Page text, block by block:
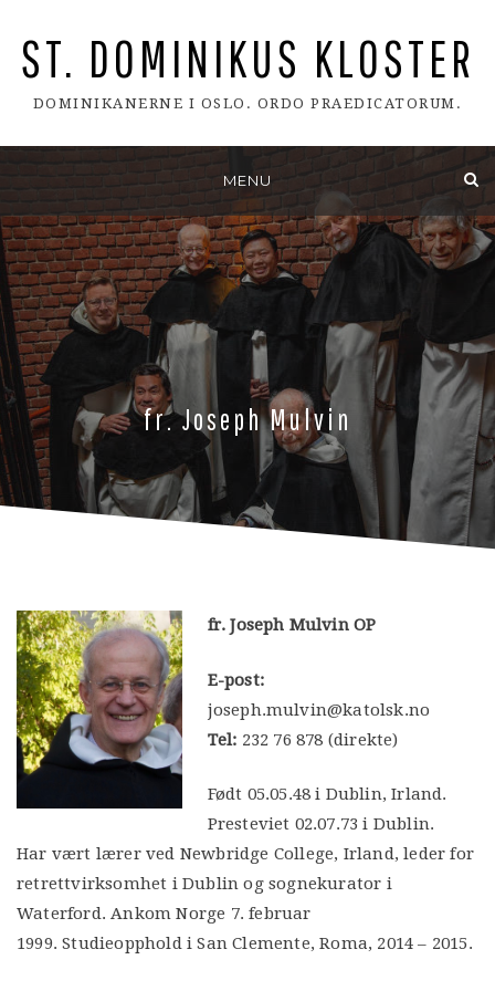
ST. DOMINIKUS KLOSTER
DOMINIKANERNE I OSLO. ORDO PRAEDICATORUM.
content
MENU
fr. Joseph Mulvin
fr. Joseph Mulvin OP
E-post:
joseph.mulvin@katolsk.no
Tel: 232 76 878 (direkte)
Født 05.05.48 i Dublin, Irland.
Presteviet 02.07.73 i Dublin.
Har vært lærer ved Newbridge College, Irland, leder for
retrettvirksomhet i Dublin og sognekurator i
Waterford. Ankom Norge 7. februar
1999. Studieopphold i San Clemente, Roma, 2014 – 2015.